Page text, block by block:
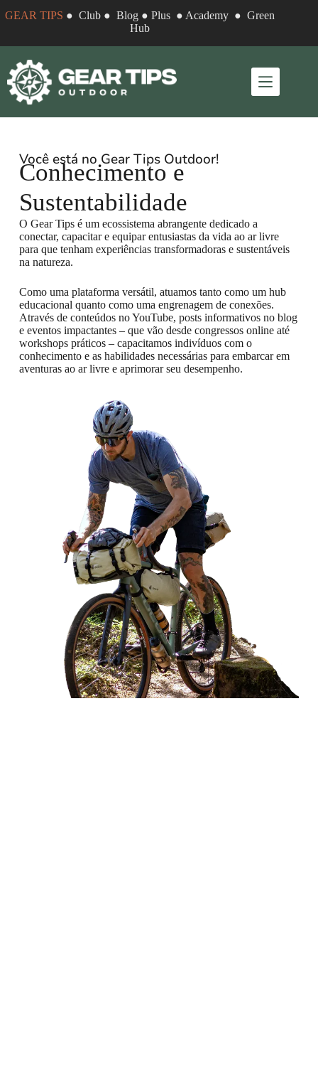
GEAR TIPS ●Club ●Blog ●Plus ● Academy ●Green
Hub
Você está no Gear Tips Outdoor!
Conhecimento e
Sustentabilidade
O Gear Tips é um ecossistema abrangente dedicado a
conectar, capacitar e equipar entusiastas da vida ao ar livre
para que tenham experiências transformadoras e sustentáveis
na natureza.
Como uma plataforma versátil, atuamos tanto como um hub
educacional quanto como uma engrenagem de conexões.
Através de conteúdos no YouTube, posts informativos no blog
e eventos impactantes – que vão desde congressos online até
workshops práticos – capacitamos indivíduos com o
conhecimento e as habilidades necessárias para embarcar em
aventuras ao ar livre e aprimorar seu desempenho.